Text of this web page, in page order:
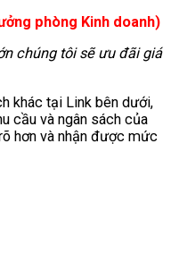
phòng Kinh doanh)
chúng tôi sẽ ưu đãi giá
khác tại Link bên dưới,
cầu và ngân sách của
hơn và nhận được mức